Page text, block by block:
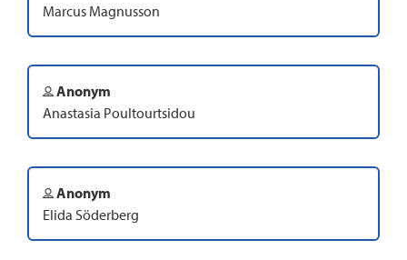
Marcus Magnusson
Anonym
Anastasia Poultourtsidou
Anonym
Elida Söderberg